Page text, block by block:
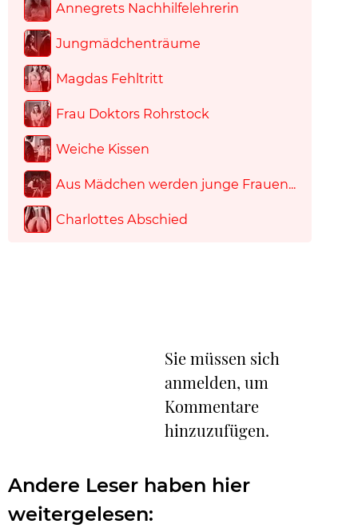
Annegrets Nachhilfelehrerin
Jungmädchenträume
Magdas Fehltritt
Frau Doktors Rohrstock
Weiche Kissen
Aus Mädchen werden junge Frauen...
Charlottes Abschied
Sie müssen sich
anmelden, um
Kommentare
hinzuzufügen.
Andere Leser haben hier
weitergelesen: